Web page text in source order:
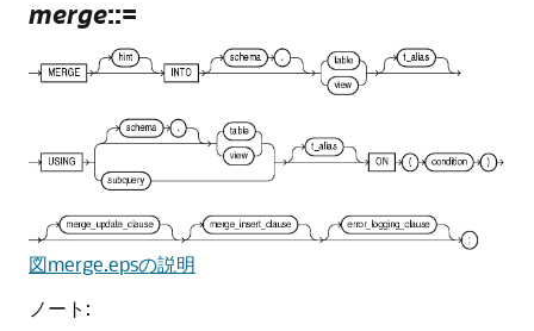
merge::=
図merge.epsの説明
ノート: